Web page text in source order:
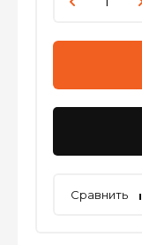
Сравнить